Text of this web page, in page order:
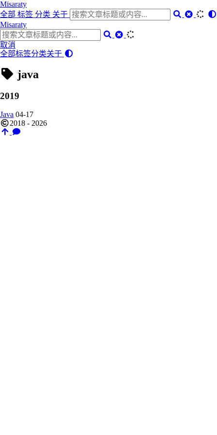
Misaraty
全部 标签 分类 关于
Misaraty
取消
全部标签分类关于
java
2019
Java 04-17
2018 - 2026